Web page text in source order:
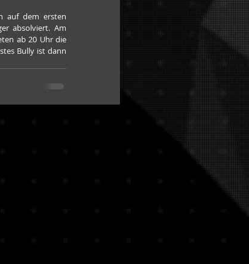
auf dem ersten
absolviert. Am
ab 20 Uhr die
Bully ist dann